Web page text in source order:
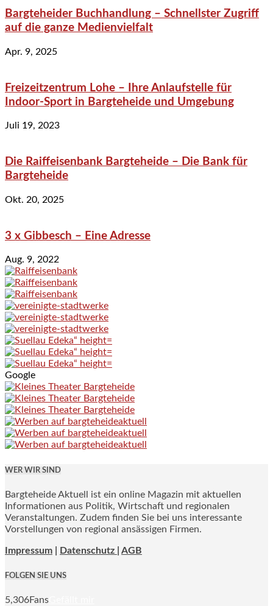
Bargteheider Buchhandlung – Schnellster Zugriff
auf die ganze Medienvielfalt
Apr. 9, 2025
Freizeitzentrum Lohe – Ihre Anlaufstelle für
Indoor-Sport in Bargteheide und Umgebung
Juli 19, 2023
Die Raiffeisenbank Bargteheide – Die Bank für
Bargteheide
Okt. 20, 2025
3 x Gibbesch – Eine Adresse
Aug. 9, 2022
Google
WER WIR SIND
Bargteheide Aktuell ist ein online Magazin mit aktuellen
Informationen aus Politik, Wirtschaft und regionalen
Veranstaltungen. Zudem finden Sie bei uns interessante
Vorstellungen von regional ansässigen Firmen.
Impressum Datenschutz | AGB
FOLGEN SIE UNS
5,306Fans